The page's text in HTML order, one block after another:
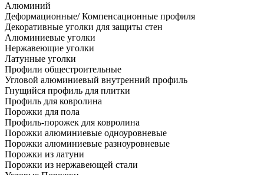
Алюминий
Деформационные/ Компенсационные профиля
Декоративные уголки для защиты стен
Алюминиевые уголки
Нержавеющие уголки
Латунные уголки
Профили общестроительные
Угловой алюминиевый внутренний профиль
Гнущийся профиль для плитки
Профиль для ковролина
Порожки для пола
Профиль-порожек для ковролина
Порожки алюминиевые одноуровневые
Порожки алюминиевые разноуровневые
Порожки из латуни
Порожки из нержавеющей стали